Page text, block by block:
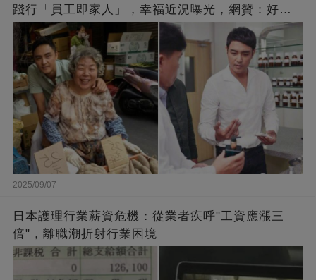
踐行「員工即家人」，幸福近況曝光，網贊：好老
闆的福報
2025/09/07
日本護理行業薪資危機：從業者疾呼"工資應漲三
倍"，離職潮折射行業困境